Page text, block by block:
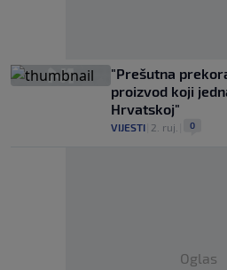
"Prešutna
proizvod koji
Hrvatskoj"
VIJESTI 2. ruj. 0
Oglas